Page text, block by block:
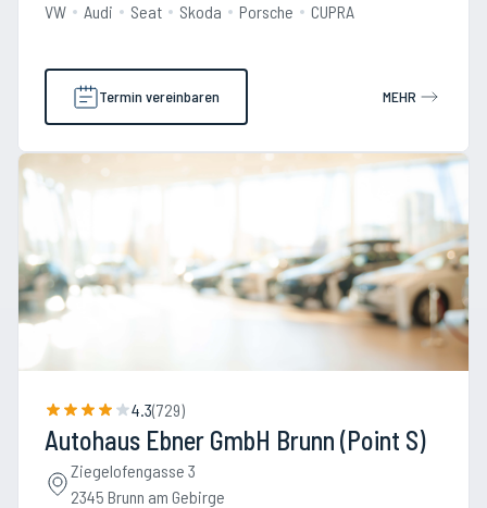
VW Audi Seat Skoda Porsche CUPRA
Termin vereinbaren MEHR
4.3(729)
Autohaus Ebner GmbH Brunn (Point S)
Ziegelofengasse 3
2345 Brunn am Gebirge